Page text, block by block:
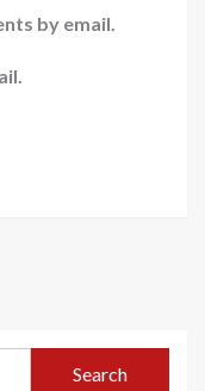
by email.
Search